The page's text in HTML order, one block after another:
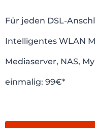
Für jeden DSL-
Intelligentes WLAN
Mediaserver, NAS,
einmalig: 99€*